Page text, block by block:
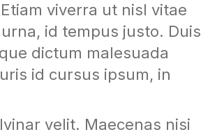
viverra ut nisl vitae
id tempus justo. Duis
dictum malesuada
id cursus ipsum, in
velit. Maecenas nisi